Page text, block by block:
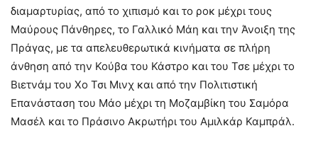
διαμαρτυρίας, από το χιπισμό και το ροκ μέχρι τους
Μαύρους Πάνθηρες, το Γαλλικό Μάη και την Άνοιξη της
Πράγας, με τα απελευθερωτικά κινήματα σε πλήρη
άνθηση από την Κούβα του Κάστρο και του Τσε μέχρι το
Βιετνάμ του Χο Τσι Μινχ και από την Πολιτιστική
Επανάσταση του Μάο μέχρι τη Μοζαμβίκη του Σαμόρα
Μασέλ και το Πράσινο Ακρωτήρι του Αμιλκάρ Καμπράλ.